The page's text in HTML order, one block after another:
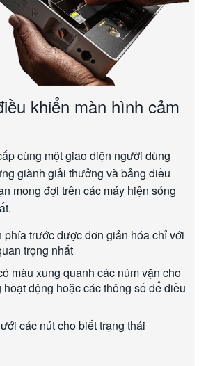
khiển màn hình cảm
cùng một giao diện người dùng
giành giải thưởng và bảng điều
mong đợi trên các máy hiện sóng
phía trước được đơn giản hóa chỉ với
trọng nhất
màu xung quanh các núm vặn cho
động hoặc các thông số để điều
các nút cho biết trạng thái